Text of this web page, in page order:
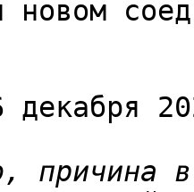
новом
декабря
причина